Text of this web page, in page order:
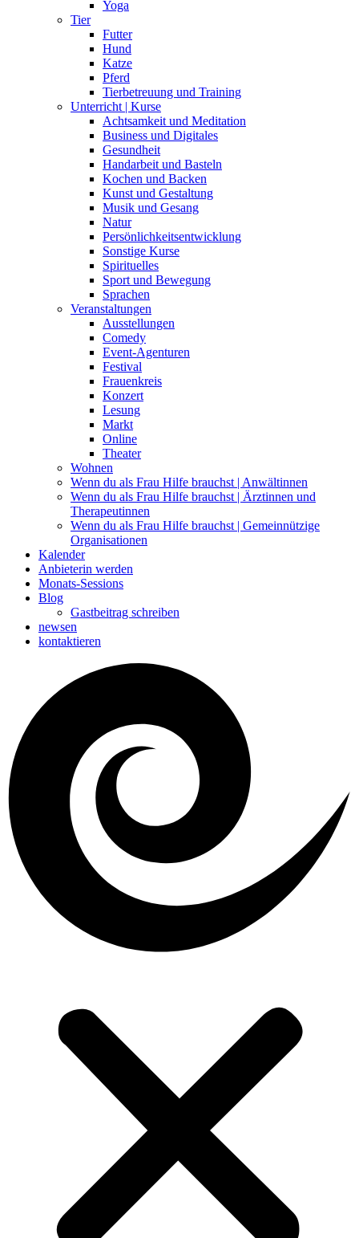
Yoga
Tier
Futter
Hund
Katze
Pferd
Tierbetreuung und Training
Unterricht | Kurse
Achtsamkeit und Meditation
Business und Digitales
Gesundheit
Handarbeit und Basteln
Kochen und Backen
Kunst und Gestaltung
Musik und Gesang
Natur
Persönlichkeitsentwicklung
Sonstige Kurse
Spirituelles
Sport und Bewegung
Sprachen
Veranstaltungen
Ausstellungen
Comedy
Event-Agenturen
Festival
Frauenkreis
Konzert
Lesung
Markt
Online
Theater
Wohnen
Wenn du als Frau Hilfe brauchst | Anwältinnen
Wenn du als Frau Hilfe brauchst | Ärztinnen und
Therapeutinnen
Wenn du als Frau Hilfe brauchst | Gemeinnützige
Organisationen
Kalender
Anbieterin werden
Monats-Sessions
Blog
Gastbeitrag schreiben
newsen
kontaktieren